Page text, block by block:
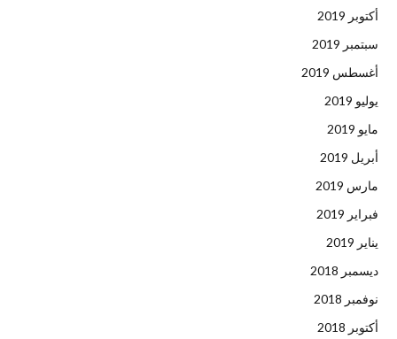
أكتوبر 2019
سبتمبر 2019
أغسطس 2019
يوليو 2019
مايو 2019
أبريل 2019
مارس 2019
فبراير 2019
يناير 2019
ديسمبر 2018
نوفمبر 2018
أكتوبر 2018